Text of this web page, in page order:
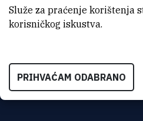
Bijenička cesta 54, 10000
KONTAKTIRAJTE NAS
Služe za praćenje korištenja
korisničkog iskustva.
PRIHVAĆAM ODABRANO